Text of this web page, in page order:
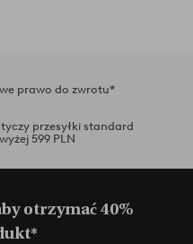
prawo do zwrotu*
przesyłki standard
599 PLN
otrzymać 40%